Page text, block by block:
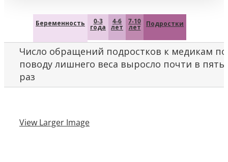
Беременность 0-3
года
4-6
лет
7-10
лет Подростки
Число обращений подростков к медикам по
поводу лишнего веса выросло почти в пять
раз
View Larger Image